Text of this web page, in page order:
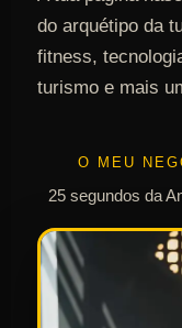
do arquétipo da
fitness,
turismo e mais
O MEU
25 segundos da